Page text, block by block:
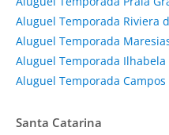
Aluguel Temporada Riviera
Aluguel Temporada
Aluguel Temporada Ilhabela
Aluguel Temporada Campos
Santa Catarina